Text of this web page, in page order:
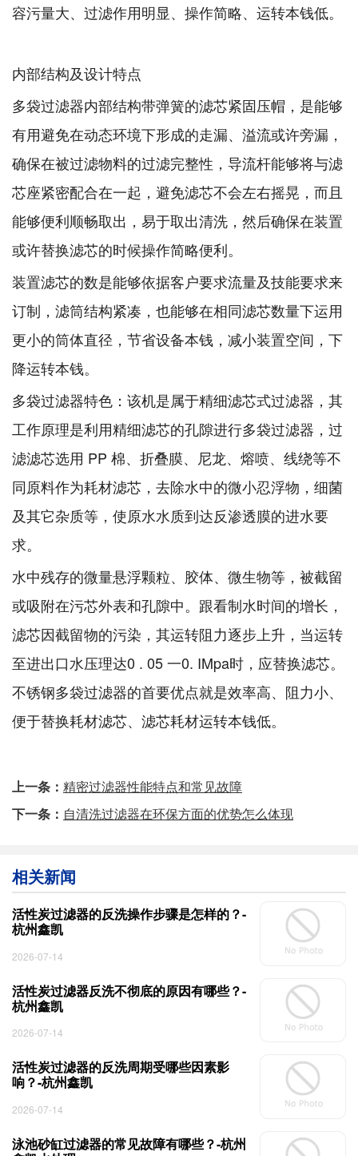
容污量大、过滤作用明显、操作简略、运转本钱低。
内部结构及设计特点
多袋过滤器内部结构带弹簧的滤芯紧固压帽，是能够
有用避免在动态环境下形成的走漏、溢流或许旁漏，
确保在被过滤物料的过滤完整性，导流杆能够将与滤
芯座紧密配合在一起，避免滤芯不会左右摇晃，而且
能够便利顺畅取出，易于取出清洗，然后确保在装置
或许替换滤芯的时候操作简略便利。
装置滤芯的数是能够依据客户要求流量及技能要求来
订制，滤筒结构紧凑，也能够在相同滤芯数量下运用
更小的筒体直径，节省设备本钱，减小装置空间，下
降运转本钱。
多袋过滤器特色：该机是属于精细滤芯式过滤器，其
工作原理是利用精细滤芯的孔隙进行多袋过滤器，过
滤滤芯选用 PP 棉、折叠膜、尼龙、熔喷、线绕等不
同原料作为耗材滤芯，去除水中的微小忍浮物，细菌
及其它杂质等，使原水水质到达反渗透膜的进水要
求。
水中残存的微量悬浮颗粒、胶体、微生物等，被截留
或吸附在污芯外表和孔隙中。跟看制水时间的增长，
滤芯因截留物的污染，其运转阻力逐步上升，当运转
至进出口水压理达0 . 05 一0. IMpa时，应替换滤芯。
不锈钢多袋过滤器的首要优点就是效率高、阻力小、
便于替换耗材滤芯、滤芯耗材运转本钱低。
上一条： 精密过滤器性能特点和常见故障
下一条： 自清洗过滤器在环保方面的优势怎么体现
相关新闻
活性炭过滤器的反洗操作步骤是怎样的？-
杭州鑫凯
2026-07-14
活性炭过滤器反洗不彻底的原因有哪些？-
杭州鑫凯
2026-07-14
活性炭过滤器的反洗周期受哪些因素影
响？-杭州鑫凯
2026-07-14
泳池砂缸过滤器的常见故障有哪些？-杭州